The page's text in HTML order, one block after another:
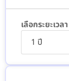
เลือกระยะเวลา